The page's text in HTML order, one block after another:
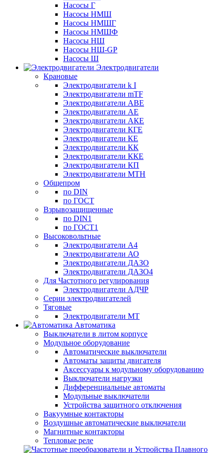
Насосы Г
Насосы НМШ
Насосы НМШГ
Насосы НМШФ
Насосы НШ
Насосы НШ-GP
Насосы Ш
Электродвигатели
Крановые
Электродвигатели k I
Электродвигатели mTF
Электродвигатели АВЕ
Электродвигатели АЕ
Электродвигатели АКЕ
Электродвигатели КГЕ
Электродвигатели КЕ
Электродвигатели КК
Электродвигатели ККЕ
Электродвигатели КП
Электродвигатели МТН
Общепром
по DIN
по ГОСТ
Взрывозащищенные
по DIN1
по ГОСТ1
Высоковольтные
Электродвигатели А4
Электродвигатели АО
Электродвигатели ДАЗО
Электродвигатели ДАЗО4
Для Частотного регулирования
Электродвигатели АДЧР
Серии электродвигателей
Тяговые
Электродвигатели МТ
Автоматика
Выключатели в литом корпусе
Модульное оборудование
Автоматические выключатели
Автоматы защиты двигателя
Аксессуары к модульному оборудованию
Выключатели нагрузки
Дифференциальные автоматы
Модульные выключатели
Устройства защитного отключения
Вакуумные контакторы
Воздушные автоматические выключатели
Магнитные контакторы
Тепловые реле